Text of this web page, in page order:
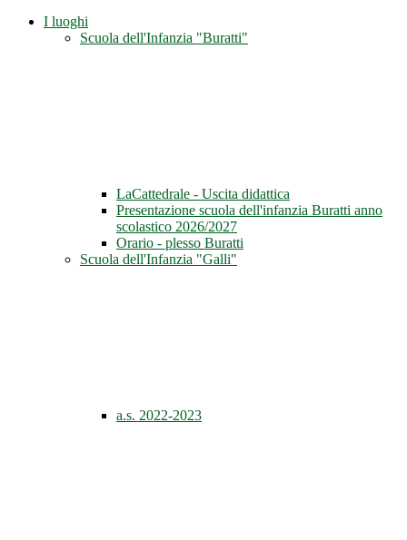
I luoghi
Scuola dell'Infanzia "Buratti"
LaCattedrale - Uscita didattica
Presentazione scuola dell'infanzia Buratti anno
scolastico 2026/2027
Orario - plesso Buratti
Scuola dell'Infanzia "Galli"
a.s. 2022-2023